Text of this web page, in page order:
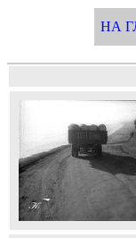
НА